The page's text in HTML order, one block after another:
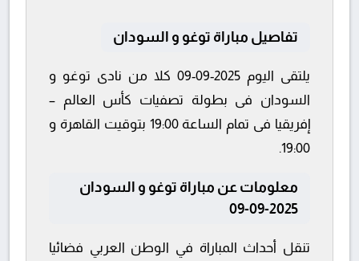
تفاصيل مباراة توغو و السودان
يلتقى اليوم 2025-09-09 كلا من نادى توغو و
السودان فى بطولة تصفيات كأس العالم –
إفريقيا فى تمام الساعة 19:00 بتوقيت القاهرة و
19:00.
معلومات عن مباراة توغو و السودان
2025-09-09
تنقل أحداث المباراة في الوطن العربي فضائيا